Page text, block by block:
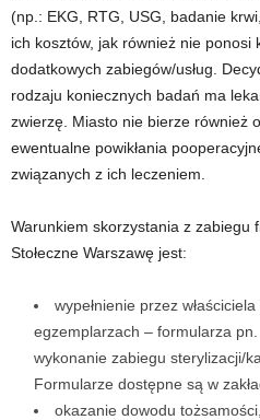
(np.: EKG, RTG, USG, badanie
ich kosztów, jak również nie ponosi
dodatkowych zabiegów/usług.
rodzaju koniecznych badań ma
zwierzę. Miasto nie bierze również
ewentualne powikłania
związanych z ich leczeniem.
Warunkiem skorzystania z zabiegu
Stołeczne Warszawę jest:
wypełnienie przez
egzemplarzach – formularza pn.
wykonanie zabiegu sterylizacji/
Formularze dostępne są w
okazanie dowodu tożsamości,